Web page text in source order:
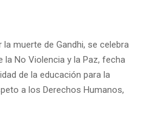
muerte de Gandhi, se celebra
la No Violencia y la Paz, fecha
de la educación para la
a los Derechos Humanos,